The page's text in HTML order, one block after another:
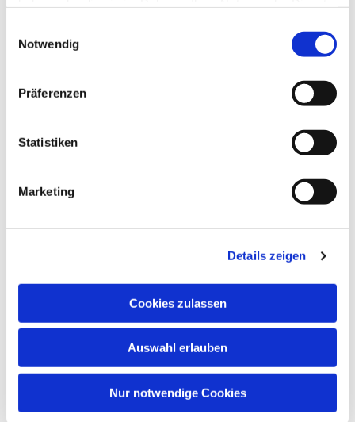
Notwendig
Präferenzen
Statistiken
Marketing
Details zeigen
Cookies zulassen
Auswahl erlauben
Nur notwendige Cookies
wöchentlicher Treff für alle im Alter von 13 -17